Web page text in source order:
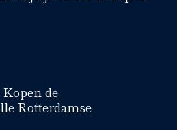
de
Rotterdamse